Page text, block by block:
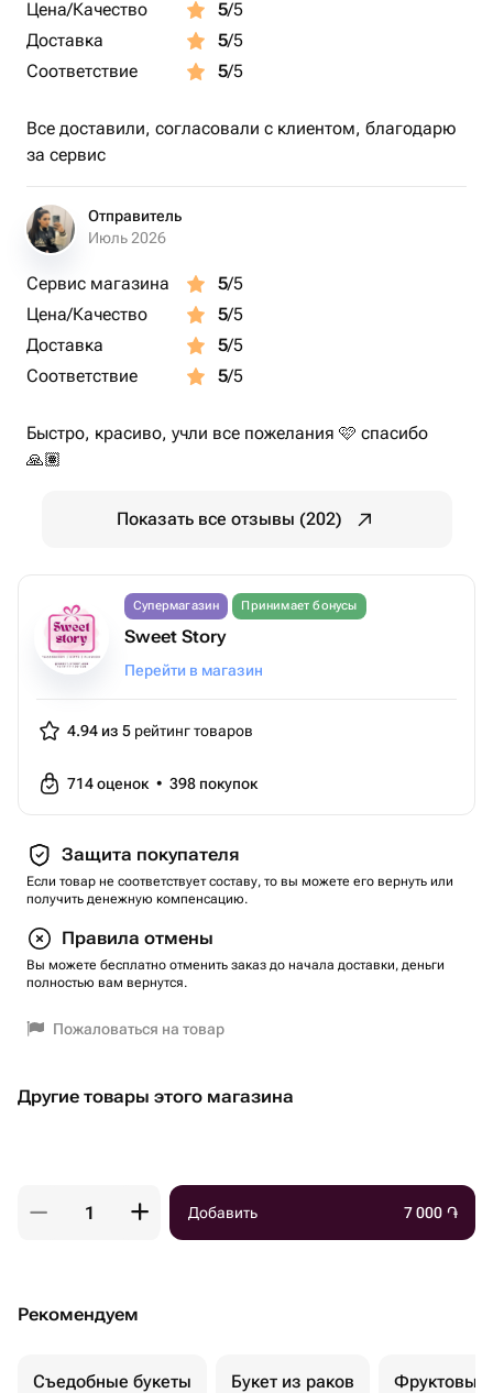
Цена/Качество 5/5
Доставка
5/5
Соответствие
5/5
Все доставили, согласовали с клиентом, благодарю
за сервис
Отправитель
Июль 2026
Сервис магазина 5/5
Цена/Качество
5/5
Доставка
5/5
Соответствие
5/5
Быстро, красиво, учли все пожелания 🩷 спасибо
🙏🏽
Показать все отзывы (202)
Супермагазин Принимает бонусы
Sweet Story
Перейти в магазин
4.94 из 5 рейтинг товаров
714оценок • 398 покупок
Защита покупателя
Если товар не соответствует составу, то вы можете его вернуть или
получить денежную компенсацию.
Правила отмены
Вы можете бесплатно отменить заказ до начала доставки, деньги
полностью вам вернутся.
Пожаловаться на товар
Другие товары этого магазина
Добавить 7 000 ֏
Рекомендуем
Съедобные букеты Букет из раков Фруктовый